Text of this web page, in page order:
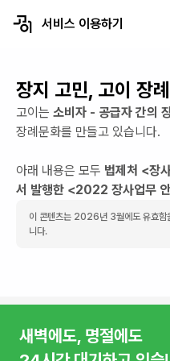
서비스 이용하기
장지 고민, 고이 장
고이는 소비자 - 공급자 간의
장례문화를 만들고 있습니다.
아래 내용은 모두 법제처 <장
서 발행한 <2022 장사업무
이 콘텐츠는 2026년 3월에도 유효함
니다.
새벽에도, 명절에도